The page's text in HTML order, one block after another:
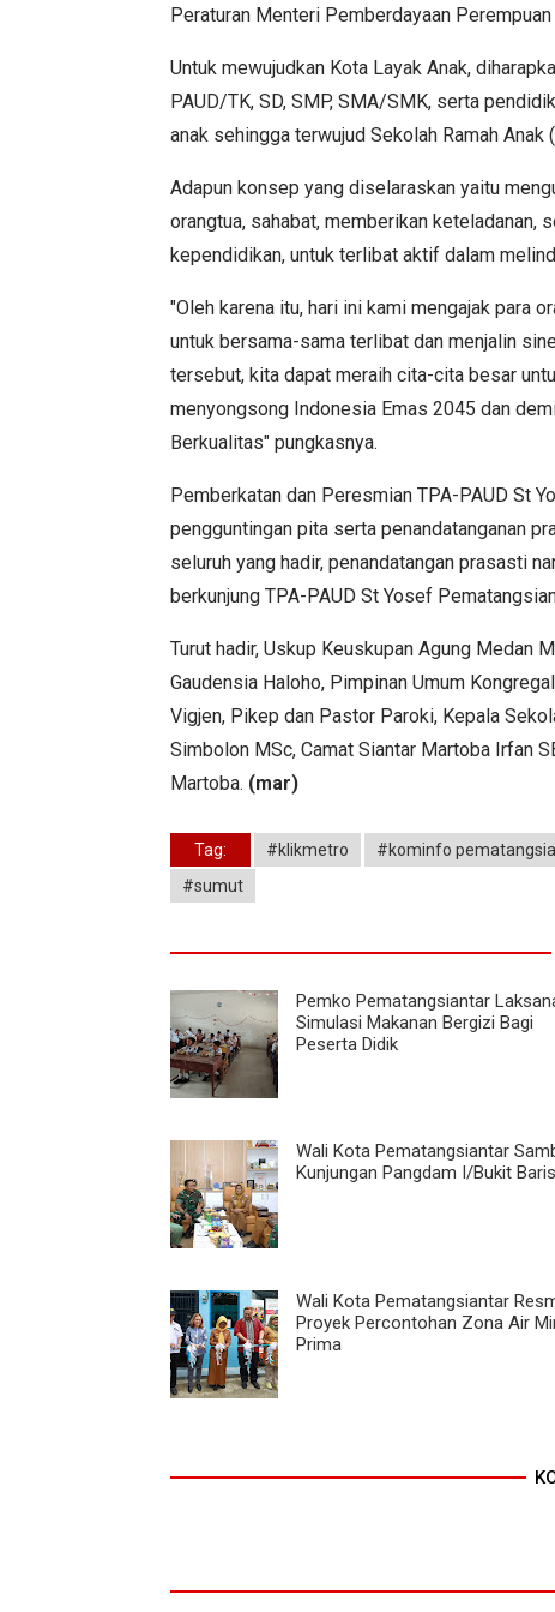
Peraturan Menteri Pemberdayaan
Untuk mewujudkan Kota Layak Anak,
PAUD/TK, SD, SMP, SMA/SMK, serta
anak sehingga terwujud Sekolah Ramah Anak
Adapun konsep yang diselaraskan yaitu
orangtua, sahabat, memberikan keteladanan,
kependidikan, untuk terlibat aktif dalam
"Oleh karena itu, hari ini kami mengajak para
untuk bersama-sama terlibat dan menjalin
tersebut, kita dapat meraih cita-cita besar
menyongsong Indonesia Emas 2045 dan
Berkualitas" pungkasnya.
Pemberkatan dan Peresmian TPA-PAUD St
pengguntingan pita serta penandatanganan
seluruh yang hadir, penandatangan prasasti
berkunjung TPA-PAUD St Yosef
Turut hadir, Uskup Keuskupan Agung Medan
Gaudensia Haloho, Pimpinan Umum
Vigjen, Pikep dan Pastor Paroki, Kepala
Simbolon MSc, Camat Siantar Martoba Irfan
Martoba. (mar)
Tag: #klikmetro #kominfo
#sumut
Pemko Pematangsiantar
Simulasi Makanan Bergizi Bagi
Peserta Didik
Wali Kota Pematangsiantar
Kunjungan Pangdam I/Bukit
Wali Kota Pematangsiantar
Proyek Percontohan Zona Air
Prima